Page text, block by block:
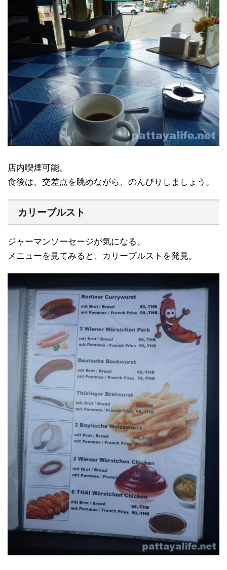
店内喫煙可能。
食後は、交差点を眺めながら、のんびりしましょう。
カリーブルスト
ジャーマンソーセージが気になる。
メニューを見てみると、カリーブルストを発見。